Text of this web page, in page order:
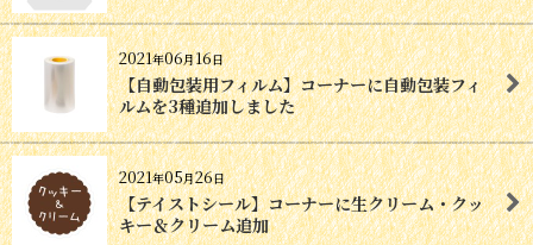
2021年06月16日
【自動包装用フィルム】コーナーに自動包装フィ
ルムを3種追加しました
2021年05月26日
【テイストシール】コーナーに生クリーム・クッ
キー＆クリーム追加